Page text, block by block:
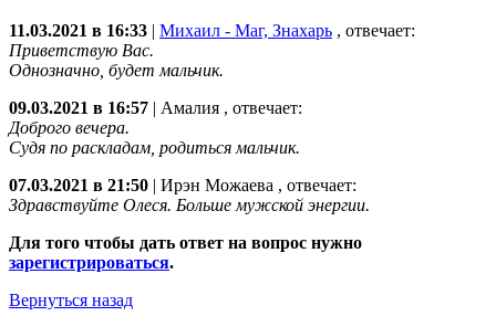
11.03.2021 в 16:33 Михаил - Маг, Знахарь , отвечает:
Приветствую Вас.
Однозначно, будет мальчик.
09.03.2021 в 16:57
Амалия , отвечает:
Доброго вечера.
Судя по раскладам, родиться мальчик.
07.03.2021 в 21:50
Ирэн Можаева , отвечает:
Здравствуйте Олеся. Больше мужской энергии.
Для того чтобы дать ответ на вопрос нужно
зарегистрироваться.
Вернуться назад